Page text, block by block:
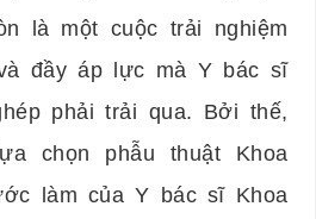
là một cuộc trải nghiệm
đầy áp lực mà Y bác sĩ
phải trải qua. Bởi thế,
chọn phẫu thuật Khoa
làm của Y bác sĩ Khoa